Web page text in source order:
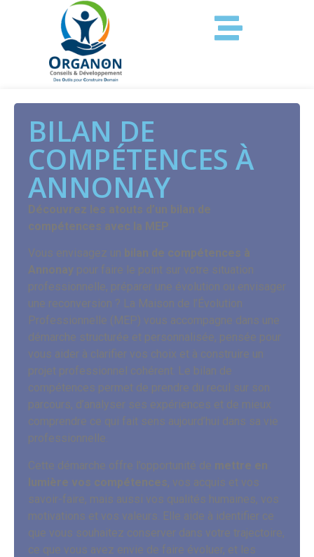
BILAN DE
COMPÉTENCES À
ANNONAY
Découvrez les atouts d’un bilan de
compétences avec la MEP
Vous envisagez un bilan de compétences à
Annonay pour faire le point sur votre situation
professionnelle, préparer une évolution ou envisager
une reconversion ? La Maison de l’Évolution
Professionnelle (MEP) vous accompagne dans une
démarche structurée et personnalisée, pensée pour
vous aider à clarifier vos choix et à construire un
projet professionnel cohérent. Le bilan de
compétences permet de prendre du recul sur son
parcours, d’analyser ses expériences et de mieux
comprendre ce qui fait sens aujourd’hui dans sa vie
professionnelle.
Cette démarche offre l’opportunité de mettre en
lumière vos compétences, vos acquis et vos
savoir-faire, mais aussi vos qualités humaines, vos
motivations et vos valeurs. Elle aide à identifier ce
que vous souhaitez conserver dans votre trajectoire,
ce que vous avez envie de faire évoluer, et les